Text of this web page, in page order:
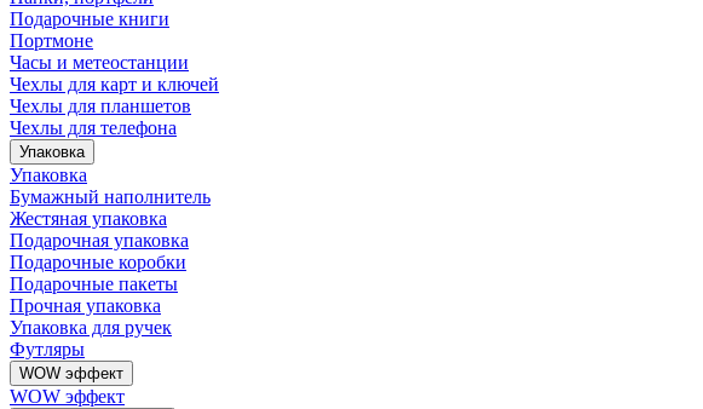
Подарочные книги
Портмоне
Часы и метеостанции
Чехлы для карт и ключей
Чехлы для планшетов
Чехлы для телефона
Упаковка
Упаковка
Бумажный наполнитель
Жестяная упаковка
Подарочная упаковка
Подарочные коробки
Подарочные пакеты
Прочная упаковка
Упаковка для ручек
Футляры
WOW эффект
WOW эффект